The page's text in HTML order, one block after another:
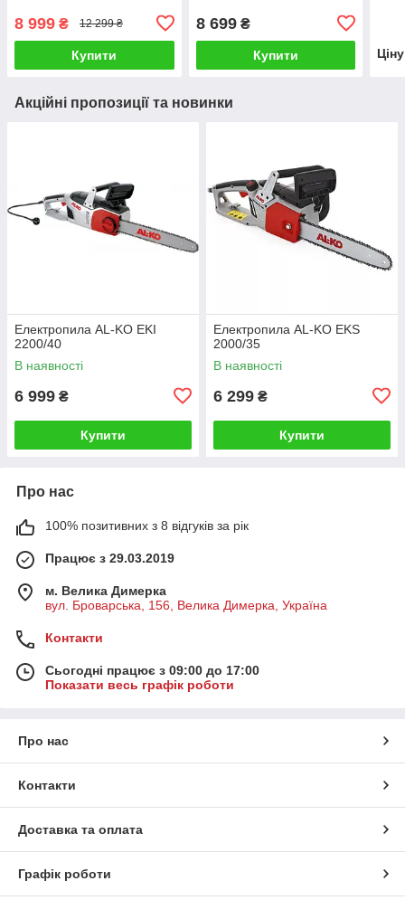
8 999 ₴ 12 299 ₴
Купити
8 699₴
Купити
Акційні пропозиції та новинки
Електропила AL-KO EKI
2200/40
В наявності
6 999 ₴
Купити
Електропила AL-KO EKS
2000/35
В наявності
6 299 ₴
Купити
Про нас
100% позитивних з 8 відгуків за рік
Працює з 29.03.2019
м. Велика Димерка
вул. Броварська, 156, Велика Димерка, Україна
Контакти
Сьогодні працює з 09:00 до 17:00
Показати весь графік роботи
Про нас
Контакти
Доставка та оплата
Графік роботи